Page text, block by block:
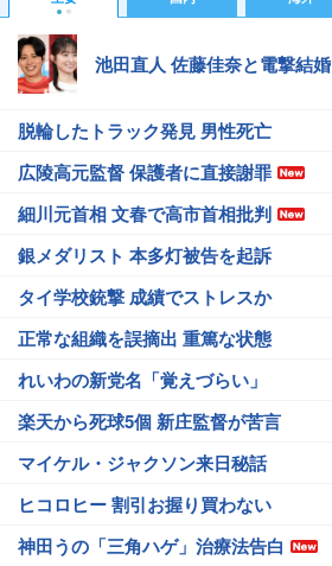
池田直人 佐藤佳奈と電撃結婚
脱輪したトラック発見 男性死亡
広陵高元監督 保護者に直接謝罪
細川元首相 文春で高市首相批判
銀メダリスト 本多灯被告を起訴
タイ学校銃撃 成績でストレスか
正常な組織を誤摘出 重篤な状態
れいわの新党名「覚えづらい」
楽天から死球5個 新庄監督が苦言
マイケル・ジャクソン来日秘話
ヒコロヒー 割引お握り買わない
神田うの「三角ハゲ」治療法告白